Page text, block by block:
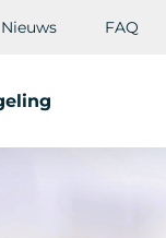
Nieuws FAQ